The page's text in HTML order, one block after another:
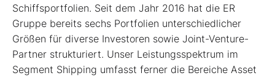
Schiffsportfolien. Seit dem Jahr 2016 hat die ER
Gruppe bereits sechs Portfolien unterschiedlicher
Größen für diverse Investoren sowie Joint-Venture-
Partner strukturiert. Unser Leistungsspektrum im
Segment Shipping umfasst ferner die Bereiche Asset